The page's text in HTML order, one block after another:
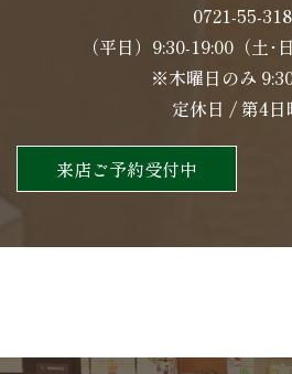
0721-55-
（平日）9:30-19:00（土･
※木曜日のみ
定休日 / 第4日
来店ご予約受付中